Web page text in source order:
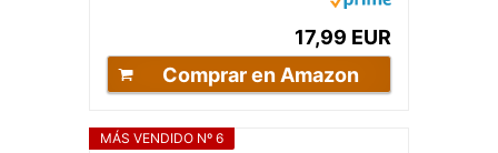
17,99 EUR
Comprar en Amazon
MÁS VENDIDO Nº 6